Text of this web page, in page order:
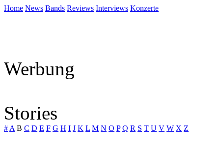
Home News Bands Reviews Interviews Konzerte
Werbung
Stories
# A B C D E F G H I J K L M N O P Q R S T U V W X Z